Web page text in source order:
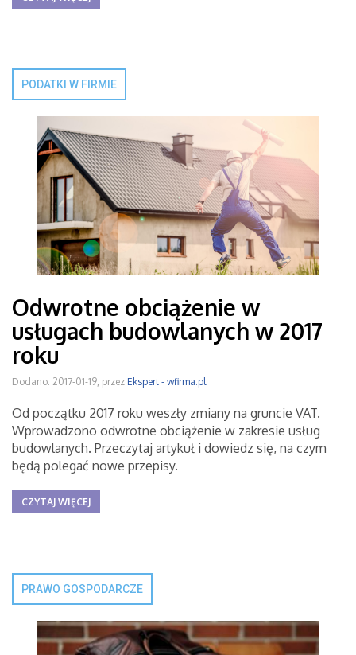
PODATKI W FIRMIE
Odwrotne obciążenie w
usługach budowlanych w 2017
roku
Dodano: 2017-01-19, przez Ekspert - wfirma.pl
Od początku 2017 roku weszły zmiany na gruncie VAT.
Wprowadzono odwrotne obciążenie w zakresie usług
budowlanych. Przeczytaj artykuł i dowiedz się, na czym
będą polegać nowe przepisy.
CZYTAJ WIĘCEJ
PRAWO GOSPODARCZE